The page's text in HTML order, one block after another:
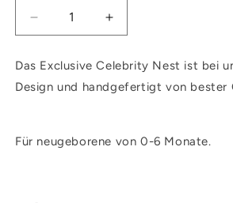
Verringere
die
Menge
für
CELEBRITY
PINK
Erhöhe
die
Menge
für
CELEBRITY
PINK
Das Exclusive Celebrity Nest ist bei
Design und handgefertigt von bester
Für neugeborene von 0-6 Monate.